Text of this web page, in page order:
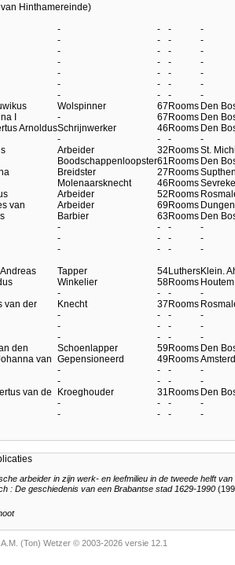
Hinthamereinde)
- - -
-
- - -
-
- - -
-
- - -
-
- - -
-
- - -
-
- - -
-
Wolspinner 67Rooms Den
I - 67Rooms Den
ArnoldusSchrijnwerker 46Rooms Den
- - -
-
Arbeider 32RoomsSt.
Boodschappenloopster61Rooms Den
Breidster 27Rooms
Molenaarsknecht 46Rooms
Arbeider 52Rooms
van Arbeider 69Rooms Dungen
Barbier 63Rooms Den
- - -
-
- - -
-
- - -
-
Tapper 54LuthersKlein.
Winkelier 58Rooms Houtem
- - -
-
van der Knecht 37Rooms
- - -
-
- - -
-
- - -
-
den Schoenlapper 59Rooms Den
van Gepensioneerd 49Rooms
- - -
-
- - -
-
van de Kroeghouder 31Rooms Den
- - -
-
- - -
-
arbeider in zijn werk- en leefmilieu in de tweede helft
: De geschiedenis van een Brabantse stad 1629-1990
(Ton) Wetzer © 2003-2026 versie 12.1